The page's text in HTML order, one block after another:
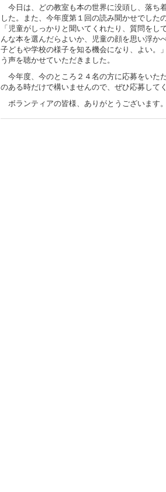
今日は、どの教室も本の世界に没頭し、落ち
した。また、今年度第１回の読み聞かせでした
「児童がしっかりと聞いてくれたり、質問を
んな本を選んだらよいか、児童の顔を思い浮か
子どもや学校の様子を知る機会になり、よい。
う声を聴かせていただきました。
今年度、今のところ２４名の方に応募をいた
のある時だけで構いませんので、ぜひ応募して
ボランティアの皆様、ありがとうございます